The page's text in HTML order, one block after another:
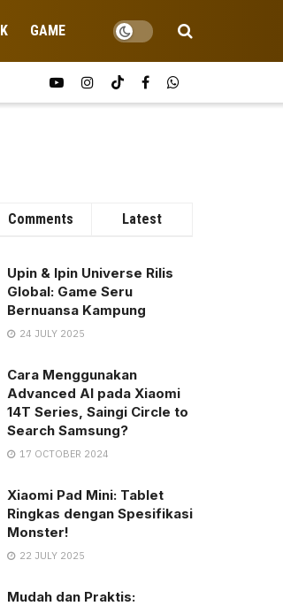
GAME
Comments Latest
Upin & Ipin Universe Rilis
Global: Game Seru
Bernuansa Kampung
24 JULY 2025
Cara Menggunakan
Advanced AI pada Xiaomi
14T Series, Saingi Circle to
Search Samsung?
17 OCTOBER 2024
Xiaomi Pad Mini: Tablet
Ringkas dengan Spesifikasi
Monster!
22 JULY 2025
Mudah dan Praktis: